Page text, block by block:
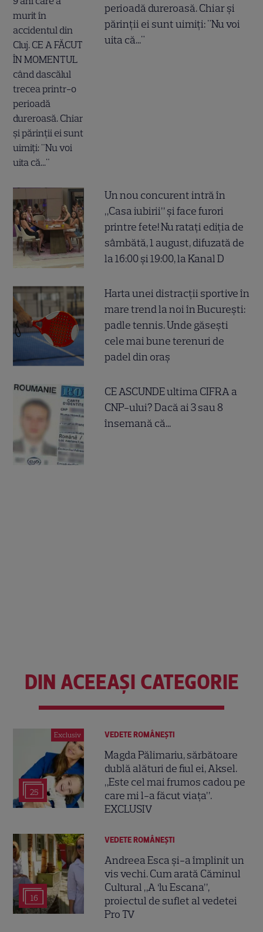
perioadă dureroasă. Chiar și
părinții ei sunt uimiți: "Nu voi
uita că..."
Un nou concurent intră în
„Casa iubirii” și face furori
printre fete! Nu ratați ediția de
sâmbătă, 1 august, difuzată de
la 16:00 și 19:00, la Kanal D
Harta unei distracții sportive în
mare trend la noi în București:
padle tennis. Unde găsești
cele mai bune terenuri de
padel din oraș
CE ASCUNDE ultima CIFRA a
CNP-ului? Dacă ai 3 sau 8
însemană că...
DIN ACEEAȘI CATEGORIE
Exclusiv
25
VEDETE ROMÂNEŞTI
Magda Pălimariu, sărbătoare
dublă alături de fiul ei, Aksel.
„Este cel mai frumos cadou pe
care mi l-a făcut viața”.
EXCLUSIV
16
VEDETE ROMÂNEŞTI
Andreea Esca și-a împlinit un
vis vechi. Cum arată Căminul
Cultural „A ‘lu Escana”,
proiectul de suflet al vedetei
Pro TV